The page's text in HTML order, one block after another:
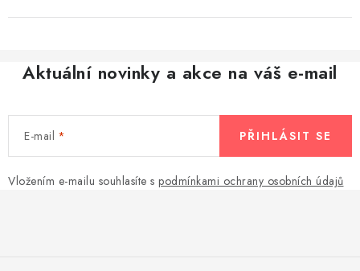
Aktuální novinky a akce na váš e-mail
E-mail
Vložením e-mailu souhlasíte s podmínkami ochrany osobních údajů
PŘIHLÁSIT SE